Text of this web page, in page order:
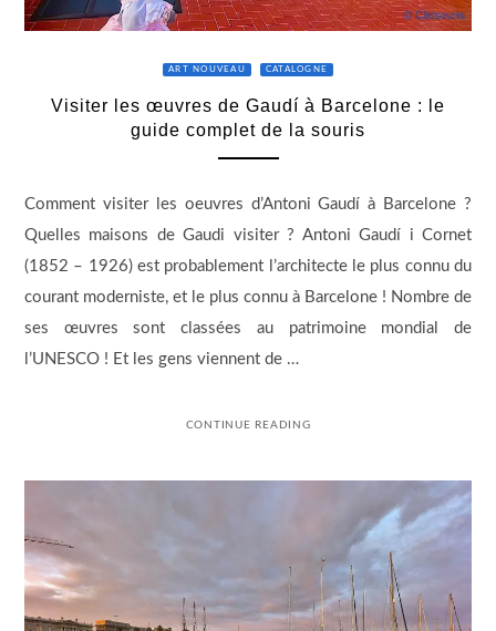
ART NOUVEAU CATALOGNE
Visiter les œuvres de Gaudí à Barcelone : le
guide complet de la souris
Comment visiter les oeuvres d’Antoni Gaudí à Barcelone ?
Quelles maisons de Gaudi visiter ? Antoni Gaudí i Cornet
(1852 – 1926) est probablement l’architecte le plus connu du
courant moderniste, et le plus connu à Barcelone ! Nombre de
ses œuvres sont classées au patrimoine mondial de
l’UNESCO ! Et les gens viennent de …
CONTINUE READING